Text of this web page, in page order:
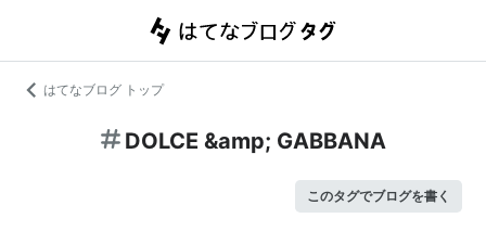
はてなブログ トップ
DOLCE &amp; GABBANA
このタグでブログを書く